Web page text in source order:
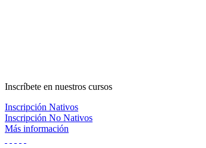
Inscríbete en nuestros cursos
Inscripción Nativos
Inscripción No Nativos
Más información